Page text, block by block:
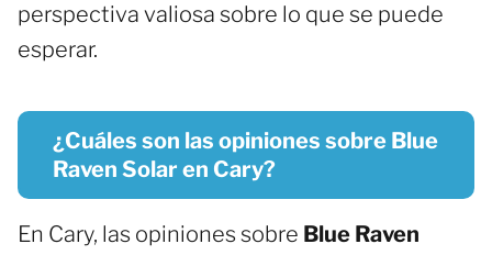
perspectiva valiosa sobre lo que se puede
esperar.
¿Cuáles son las opiniones sobre Blue
Raven Solar en Cary?
En Cary, las opiniones sobre Blue Raven